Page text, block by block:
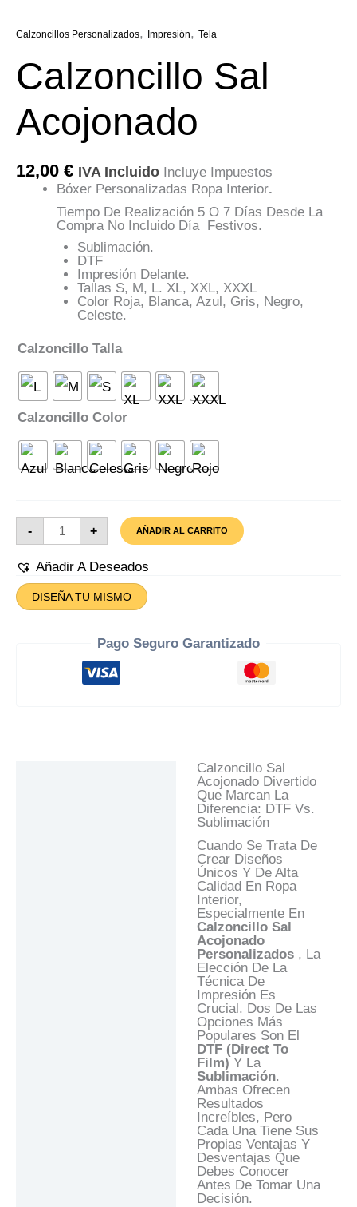
Calzoncillos Personalizados, Impresión, Tela
Calzoncillo Sal
Acojonado
12,00 € IVA Incluido Incluye Impuestos
Bóxer Personalizadas Ropa Interior.
Tiempo De Realización 5 O 7 Días Desde La
Compra No Incluido Día Festivos.
Sublimación.
DTF
Impresión Delante.
Tallas S, M, L. XL, XXL, XXXL
Color Roja, Blanca, Azul, Gris, Negro,
Celeste.
Calzoncillo Talla
Calzoncillo Color
-
Calzoncillo
Sal
Cantidad
+ AÑADIR AL CARRITO
Añadir A Deseados
DISEÑA TU MISMO
Pago Seguro Garantizado
Calzoncillo Sal
Acojonado Divertido
Que Marcan La
Diferencia: DTF Vs.
Sublimación
Cuando Se Trata De
Crear Diseños
Únicos Y De Alta
Calidad En Ropa
Interior,
Especialmente En
Calzoncillo Sal
Acojonado
Personalizados, La
Elección De La
Técnica De
Impresión Es
Crucial. Dos De Las
Opciones Más
Populares Son El
DTF (Direct To
Film) Y La
Sublimación.
Ambas Ofrecen
Resultados
Increíbles, Pero
Cada Una Tiene Sus
Propias Ventajas Y
Desventajas Que
Debes Conocer
Antes De Tomar Una
Decisión.